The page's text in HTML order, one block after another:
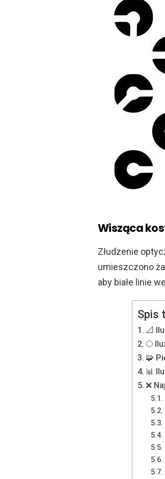
Wisząca
Złudzenie
umieszczono
aby białe linie
Spis
📐
🌕
🧩
📊
❌